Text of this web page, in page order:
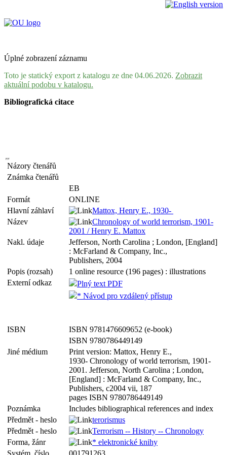
Úplné zobrazení záznamu
Toto je statický export z katalogu ze dne 04.06.2026. Zobrazit
aktuální podobu v katalogu.
Bibliografická citace
Názory čtenářů
Známka čtenářů
EB
Formát
ONLINE
Hlavní záhlaví
Mattox, Henry E., 1930-
Název
Chronology of world terrorism, 1901-
2001 / Henry E. Mattox
Nakl. údaje
Jefferson, North Carolina ; London, [England]
: McFarland & Company, Inc.,
Publishers, 2004
Popis (rozsah)
1 online resource (196 pages) : illustrations
Externí odkaz
Plný text PDF
* Návod pro vzdálený přístup
ISBN
ISBN 9781476609652 (e-book)
ISBN 9780786449149
Jiné médium
Print version: Mattox, Henry E.,
1930- Chronology of world terrorism, 1901-
2001. Jefferson, North Carolina ; London,
[England] : McFarland & Company, Inc.,
Publishers, c2004 vii, 187
pages ISBN 9780786449149
Poznámka
Includes bibliographical references and index
Předmět - heslo
terorismus
Předmět - heslo
Terrorism -- History -- Chronology
Forma, žánr
* elektronické knihy
Systém. číslo
001791263